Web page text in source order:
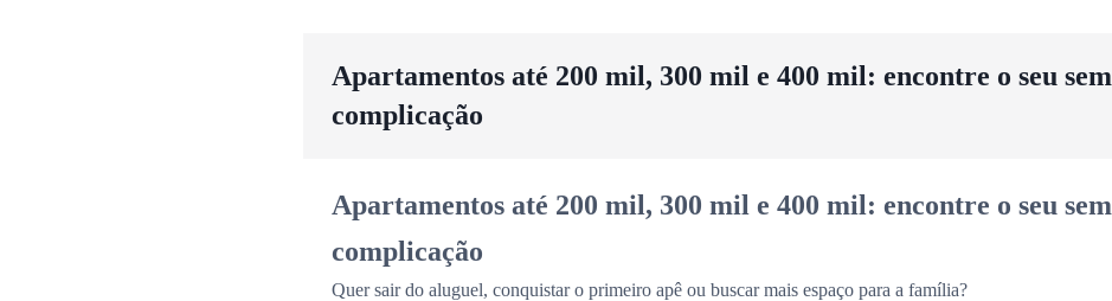
Apartamentos até 200 mil, 300 mil e 400 mil: encontre o seu sem
complicação
Apartamentos até 200 mil, 300 mil e 400 mil: encontre o seu sem
complicação
Quer sair do aluguel, conquistar o primeiro apê ou buscar mais espaço para a família?